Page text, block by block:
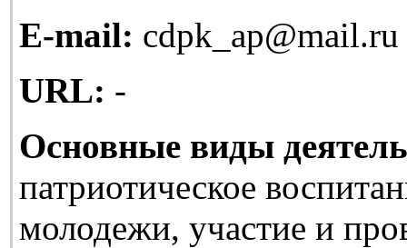
E-mail: cdpk_ap@mail.ru
URL: -
Основные виды
патриотическое
молодежи, участие и